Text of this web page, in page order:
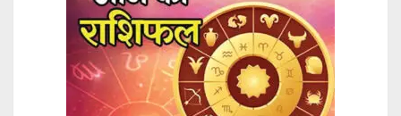
er s
A
p
Li
n
k
gr
a
m